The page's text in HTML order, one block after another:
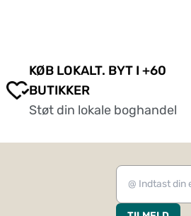
KØB LOKALT. BYT I +60
BUTIKKER
Støt din lokale boghandel